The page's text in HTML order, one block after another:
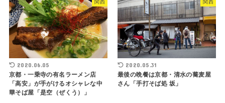
関西
2020.06.05
京都・一乗寺の有名ラーメン店
「高安」が手がけるオシャレな中
華そば屋「是空（ぜくう）」
関西
2020.05.31
最後の晩餐は京都・清水の蕎麦屋
さん「手打そば処 坂」